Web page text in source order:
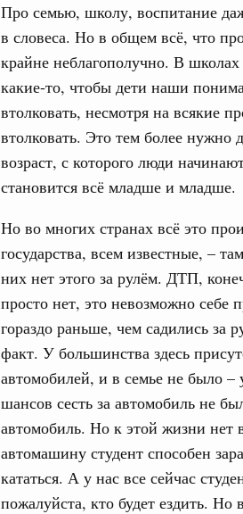
Про семью, школу, воспитание
в словеса. Но в общем всё, что
крайне неблагополучно. В
какие-то, чтобы дети наши
втолковать, несмотря на всякие
втолковать. Это тем более нужно
возраст, с которого люди
становится всё младше и младше.
Но во многих странах всё это
государства, всем известные, –
них нет этого за рулём. ДТП,
просто нет, это невозможно себе
гораздо раньше, чем садились за
факт. У большинства здесь
автомобилей, и в семье не было –
шансов сесть за автомобиль не
автомобиль. Но к этой жизни нет
автомашину студент способен
кататься. А у нас все сейчас
пожалуйста, кто будет ездить.